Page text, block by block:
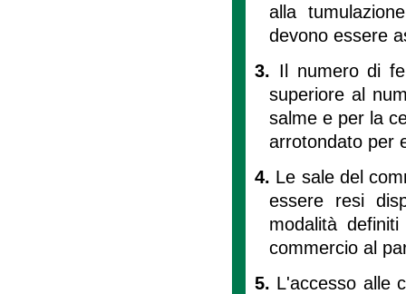
alla
devono essere
3. Il numero di
superiore al
salme e per la
arrotondato per
4. Le sale del
essere resi
modalità
commercio al
5. L'accesso alle